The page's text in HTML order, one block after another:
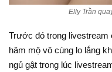
Elly Trần
Trước đó trong
hâm mộ vô cùng lo lắng
ngủ gật trong lúc